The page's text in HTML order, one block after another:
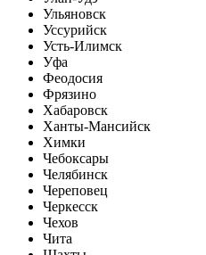
Ульяновск
Уссурийск
Усть-Илимск
Уфа
Феодосия
Фрязино
Хабаровск
Ханты-Мансийск
Химки
Чебоксары
Челябинск
Череповец
Черкесск
Чехов
Чита